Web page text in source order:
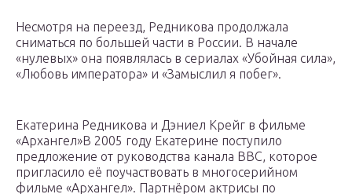
Несмотря на переезд, Редникова продолжала
сниматься по большей части в России. В начале
«нулевых» она появлялась в сериалах «Убойная сила»,
«Любовь императора» и «Замыслил я побег».
Екатерина Редникова и Дэниел Крейг в фильме
«Архангел»В 2005 году Екатерине поступило
предложение от руководства канала BBC, которое
пригласило её поучаствовать в многосерийном
фильме «Архангел». Партнёром актрисы по